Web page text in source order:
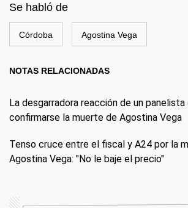
Se habló de
Córdoba Agostina Vega
NOTAS RELACIONADAS
La desgarradora reacción de un
confirmarse la muerte de Agostina Vega
Tenso cruce entre el fiscal y A24 por la
Agostina Vega: "No le baje el precio"